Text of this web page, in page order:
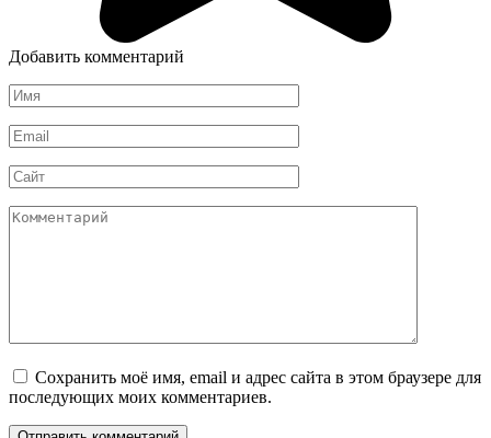
Добавить комментарий
Имя
*
Email
*
Сайт
Комментарий
Сохранить моё имя, email и адрес сайта в этом браузере для
последующих моих комментариев.